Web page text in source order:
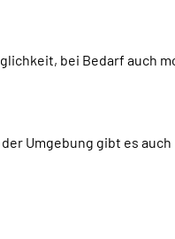
bei Bedarf auch
Umgebung gibt es